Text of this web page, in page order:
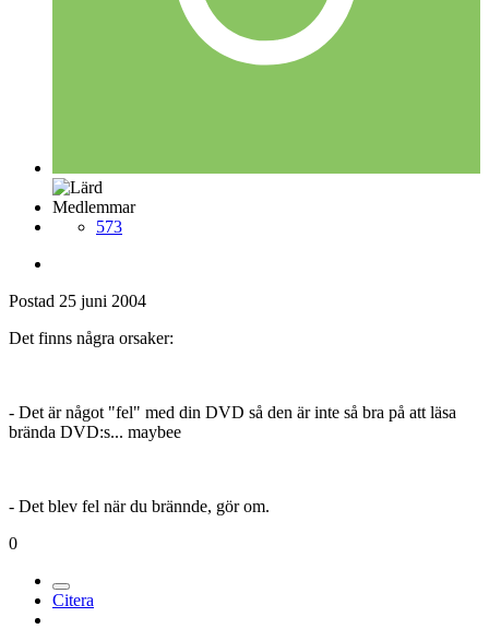
Medlemmar
573
Postad 25 juni 2004
Det finns några orsaker:
- Det är något "fel" med din DVD så den är inte så bra på att läsa
brända DVD:s... maybee
- Det blev fel när du brännde, gör om.
0
Citera